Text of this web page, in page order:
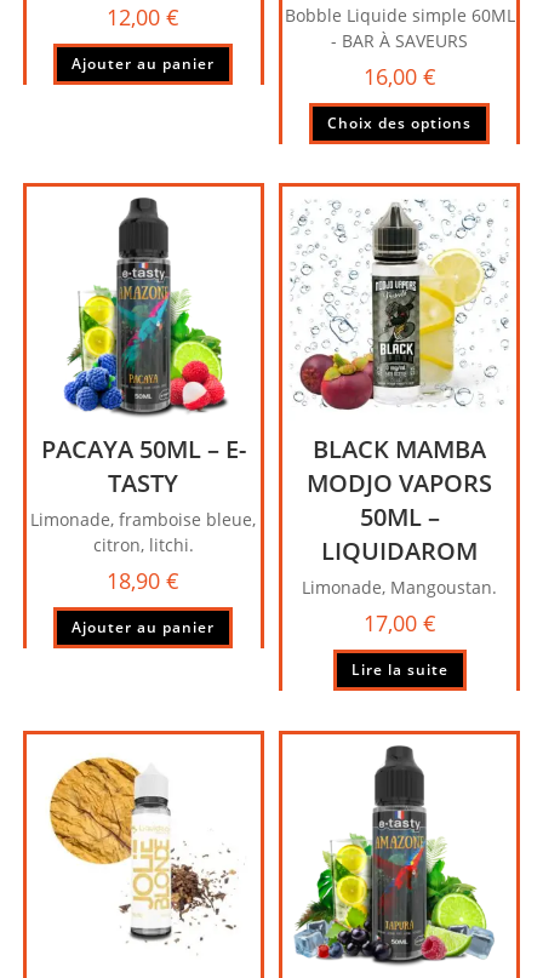
12,00€
Ajouter au panier
Bobble Liquide simple 60ML
- BAR À SAVEURS
16,00 €
Choix des options
Les
être
sur
PACAYA 50ML – E-
TASTY
Limonade, framboise bleue,
citron, litchi.
18,90€
Ajouter au panier
BLACK MAMBA
MODJO VAPORS
50ML –
LIQUIDAROM
Limonade, Mangoustan.
17,00 €
Lire la suite